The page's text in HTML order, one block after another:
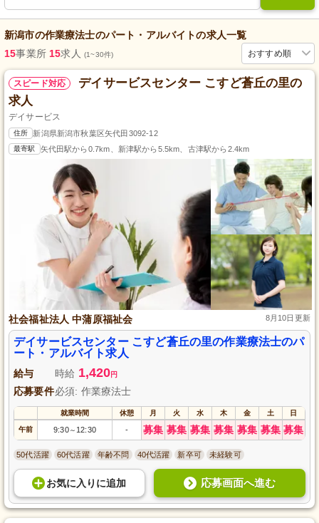
新潟市の作業療法士のパート・アルバイトの求人一覧
おすすめ順
15事業所 15求人 (1~30件)
スピード対応
デイサービスセンター こすど蒼丘の里の
求人
デイサービス
住所 新潟県新潟市秋葉区矢代田3092-12
最寄駅 矢代田駅から0.7km、新津駅から5.5km、古津駅から2.4km
社会福祉法人 中蒲原福祉会 8月10日更新
デイサービスセンター こすど蒼丘の里の作業療法士のパ
ート・アルバイト求人
給与 時給 1,420円
応募要件必須: 作業療法士
就業時間 休憩 月 火 水 木 金 土 日
午前 9:30～ 12:30 - 募集 募集 募集 募集 募集 募集 募集
50代活躍 60代活躍 年齢不問 40代活躍 新卒可 未経験可
お気に入り に追加 応募画面へ進む